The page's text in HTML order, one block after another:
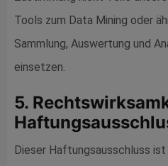
Tools zum Data Mining oder
Sammlung, Auswertung und
einsetzen.
5.
Dieser Haftungsausschluss